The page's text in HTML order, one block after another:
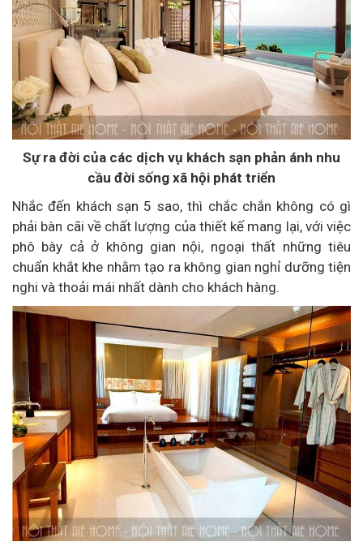
Sự ra đời của các dịch vụ khách sạn phản ánh nhu
cầu đời sống xã hội phát triển
Nhắc đến khách sạn 5 sao, thì chắc chắn không có gì
phải bàn cãi về chất lượng của thiết kế mang lại, với việc
phô bày cả ở không gian nội, ngoại thất những tiêu
chuẩn khắt khe nhằm tạo ra không gian nghỉ dưỡng tiện
nghi và thoải mái nhất dành cho khách hàng.